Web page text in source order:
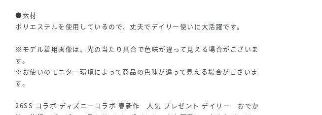
●素材
ポリエステルを使用しているので、丈夫でデイリー使いに大活躍です。
※モデル着用画像は、光の当たり具合で色味が違って見える場合がございま
す。
※お使いのモニター環境によって商品の色味が違って見える場合がございま
す。
26SS コラボ ディズニーコラボ 春新作 人気 プレゼント デイリー おでか